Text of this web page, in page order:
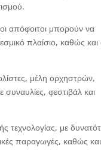
απόφοιτοι μπορούν να
πλαίσιο, καθώς και
μέλη ορχηστρών,
φεστιβάλ και
τεχνολογίας, με
παραγωγές, καθώς